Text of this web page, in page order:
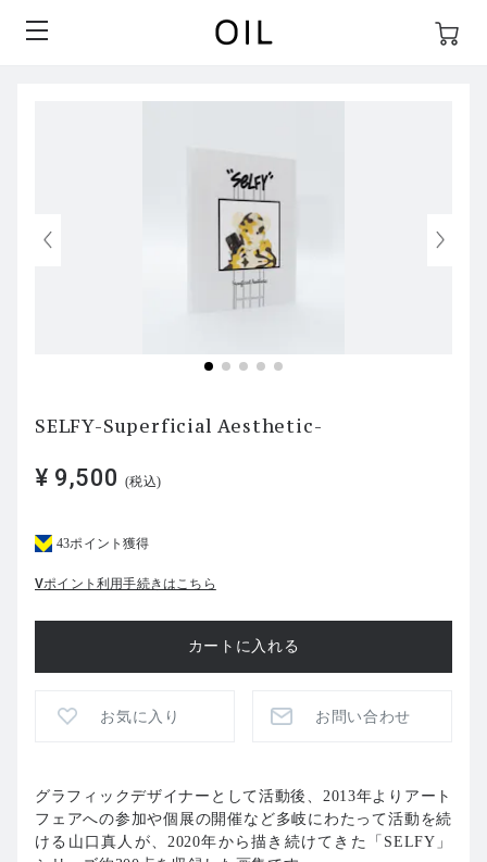
SELFY-Superficial Aesthetic-
¥ 9,500 (税込)
43ポイント獲得
Vポイント利用手続きはこちら
お気に入り お問い合わせ
グラフィックデザイナーとして活動後、2013年よりアート
フェアへの参加や個展の開催など多岐にわたって活動を続
ける山口真人が、2020年から描き続けてきた「SELFY」